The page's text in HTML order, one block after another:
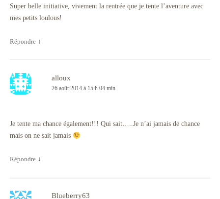
Super belle initiative, vivement la rentrée que je tente l’aventure avec
mes petits loulous!
Répondre ↓
alloux
26 août 2014 à 15 h 04 min
Je tente ma chance également!!! Qui sait…..Je n’ai jamais de chance
mais on ne sait jamais
Répondre ↓
Blueberry63